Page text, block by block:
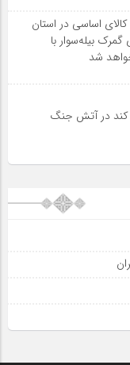
۱۲۰هزار تن کالای اساسی در استان
بیله‌سوار با
شد
کند در آتش جنگ